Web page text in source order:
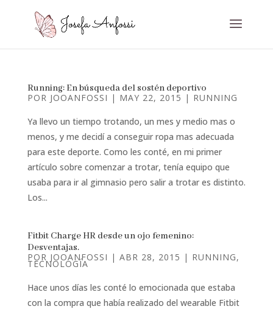
Running: En búsqueda del sostén deportivo
POR JOOANFOSSI | MAY 22, 2015 | RUNNING
Ya llevo un tiempo trotando, un mes y medio mas o
menos, y me decidí a conseguir ropa mas adecuada
para este deporte. Como les conté, en mi primer
artículo sobre comenzar a trotar, tenía equipo que
usaba para ir al gimnasio pero salir a trotar es distinto.
Los...
Fitbit Charge HR desde un ojo femenino:
Desventajas.
POR JOOANFOSSI | ABR 28, 2015 | RUNNING,
TECNOLOGÍA
Hace unos días les conté lo emocionada que estaba
con la compra que había realizado del wearable Fitbit